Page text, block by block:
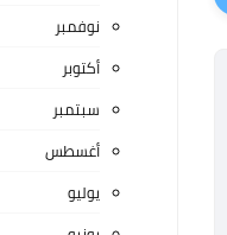
نوفمبر
أكتوبر
سبتمبر
أغسطس
يوليو